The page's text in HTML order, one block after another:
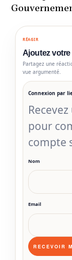
RÉAGIR
Ajoutez
Partagez une
vue argumenté.
Connexion par
pour
compte
Nom
Email